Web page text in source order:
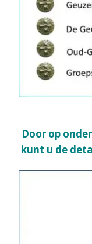
Door op
kunt u de